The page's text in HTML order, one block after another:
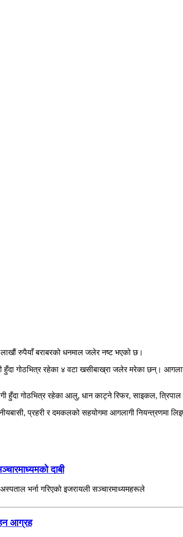
रुपैयाँ बराबरको धनमाल जलेर नष्ट भएको छ।
हुँदा गोठभित्र रहेका ४ वटा खसीबाख्रा जलेर मरेका छन्।
हुँदा गोठभित्र रहेका आलु, धान काट्ने रिफर, साइकल,
प्रहरी र दमकलको सहयोगमा आगलागी नियन्त्रणमा
दाबी
भर्ना गरिएको इजरायली सञ्चारमाध्यमहरूले
आग्रह